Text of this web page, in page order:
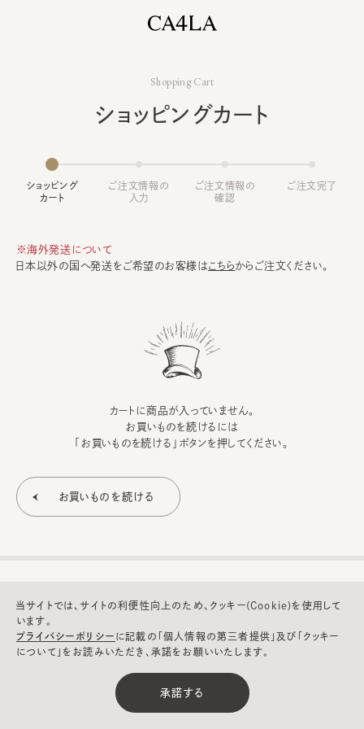
Shopping Cart
ショッピングカート
ショッピング
カート
ご注文情報の
入力
ご注文情報の
確認
ご注文完了
※海外発送について
日本以外の国へ発送をご希望のお客様はこちらからご注文ください。
カートに商品が入っていません。
お買いものを続けるには
「お買いものを続ける」ボタンを押してください。
©CA4LA INC. All Rights Reserved.
当サイトでは、サイトの利便性向上のため、クッキー(Cookie)を使用して
います。
プライバシーポリシー に記載の「個人情報の第三者提供」及び「クッキー
について」をお読みいただき、承諾をお願いいたします。
承諾する